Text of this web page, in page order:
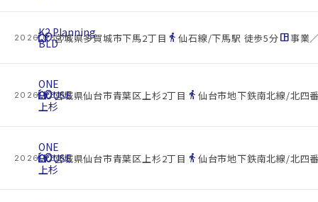
2026.08.08
cottage
K2.Planning
BLD
location_on宮城県多賀城市下馬2丁目 directions_walk仙石線/下馬駅 徒歩5分space_dashboard事業
2026.08.08
cottage
ONE
HOUSE
上杉
location_on宮城県仙台市青葉区上杉2丁目 directions_walk 仙台市地下鉄南北線/北四
2026.08.08
cottage
ONE
HOUSE
上杉
location_on宮城県仙台市青葉区上杉2丁目 directions_walk 仙台市地下鉄南北線/北四